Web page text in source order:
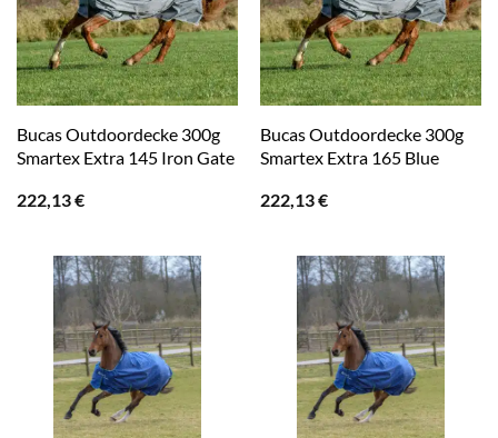
Bucas Outdoordecke 300g
Smartex Extra 145 Iron Gate
222,13€
Bucas Outdoordecke 300g
Smartex Extra 165 Blue
222,13€